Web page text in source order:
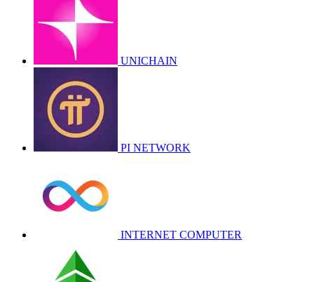
UNICHAIN
PI NETWORK
INTERNET COMPUTER